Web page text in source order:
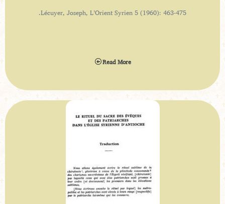
Lécuyer, Joseph, L’Orient Syrien 5 (1960): 463-475.
Read More